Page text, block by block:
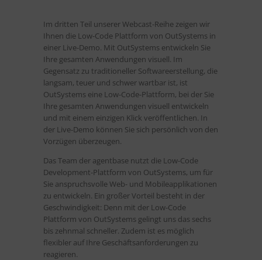
Im dritten Teil unserer Webcast-Reihe zeigen wir
Ihnen die Low-Code Plattform von OutSystems in
einer Live-Demo. Mit OutSystems entwickeln Sie
Ihre gesamten Anwendungen visuell. Im
Gegensatz zu traditioneller Softwareerstellung, die
langsam, teuer und schwer wartbar ist, ist
OutSystems eine Low-Code-Plattform, bei der Sie
Ihre gesamten Anwendungen visuell entwickeln
und mit einem einzigen Klick veröffentlichen. In
der Live-Demo können Sie sich persönlich von den
Vorzügen überzeugen.
Das Team der agentbase nutzt die Low-Code
Development-Plattform von OutSystems, um für
Sie anspruchsvolle Web- und Mobileapplikationen
zu entwickeln. Ein großer Vorteil besteht in der
Geschwindigkeit: Denn mit der Low-Code
Plattform von OutSystems gelingt uns das sechs
bis zehnmal schneller. Zudem ist es möglich
flexibler auf Ihre Geschäftsanforderungen zu
reagieren.